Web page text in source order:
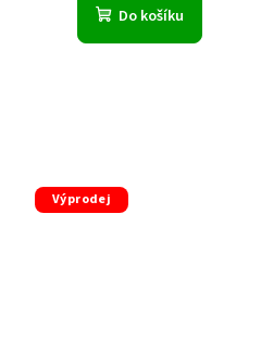
Do košíku
Výprodej